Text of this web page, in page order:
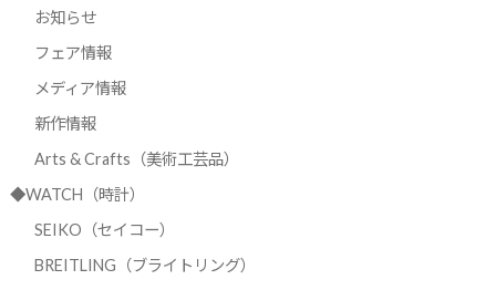
お知らせ
フェア情報
メディア情報
新作情報
Arts & Crafts（美術工芸品）
◆WATCH（時計）
SEIKO（セイコー）
BREITLING（ブライトリング）